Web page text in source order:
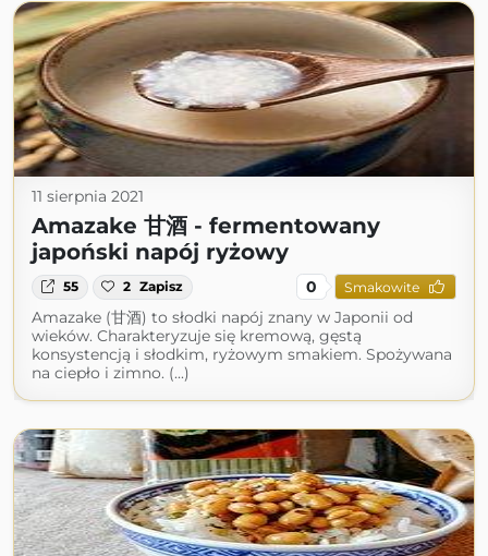
11 sierpnia 2021
Amazake 甘酒 - fermentowany
japoński napój ryżowy
55 2 Zapisz 0 Smakowite
Amazake (甘酒) to słodki napój znany w Japonii od
wieków. Charakteryzuje się kremową, gęstą
konsystencją i słodkim, ryżowym smakiem. Spożywana
na ciepło i zimno. (...)